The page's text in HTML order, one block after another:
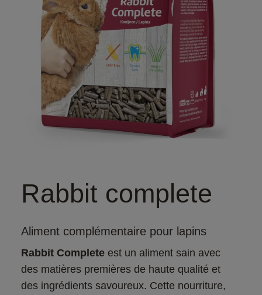
Rabbit complete
Aliment complémentaire pour lapins
Rabbit Complete est un aliment sain avec
des matières premières de haute qualité et
des ingrédients savoureux. Cette nourriture,